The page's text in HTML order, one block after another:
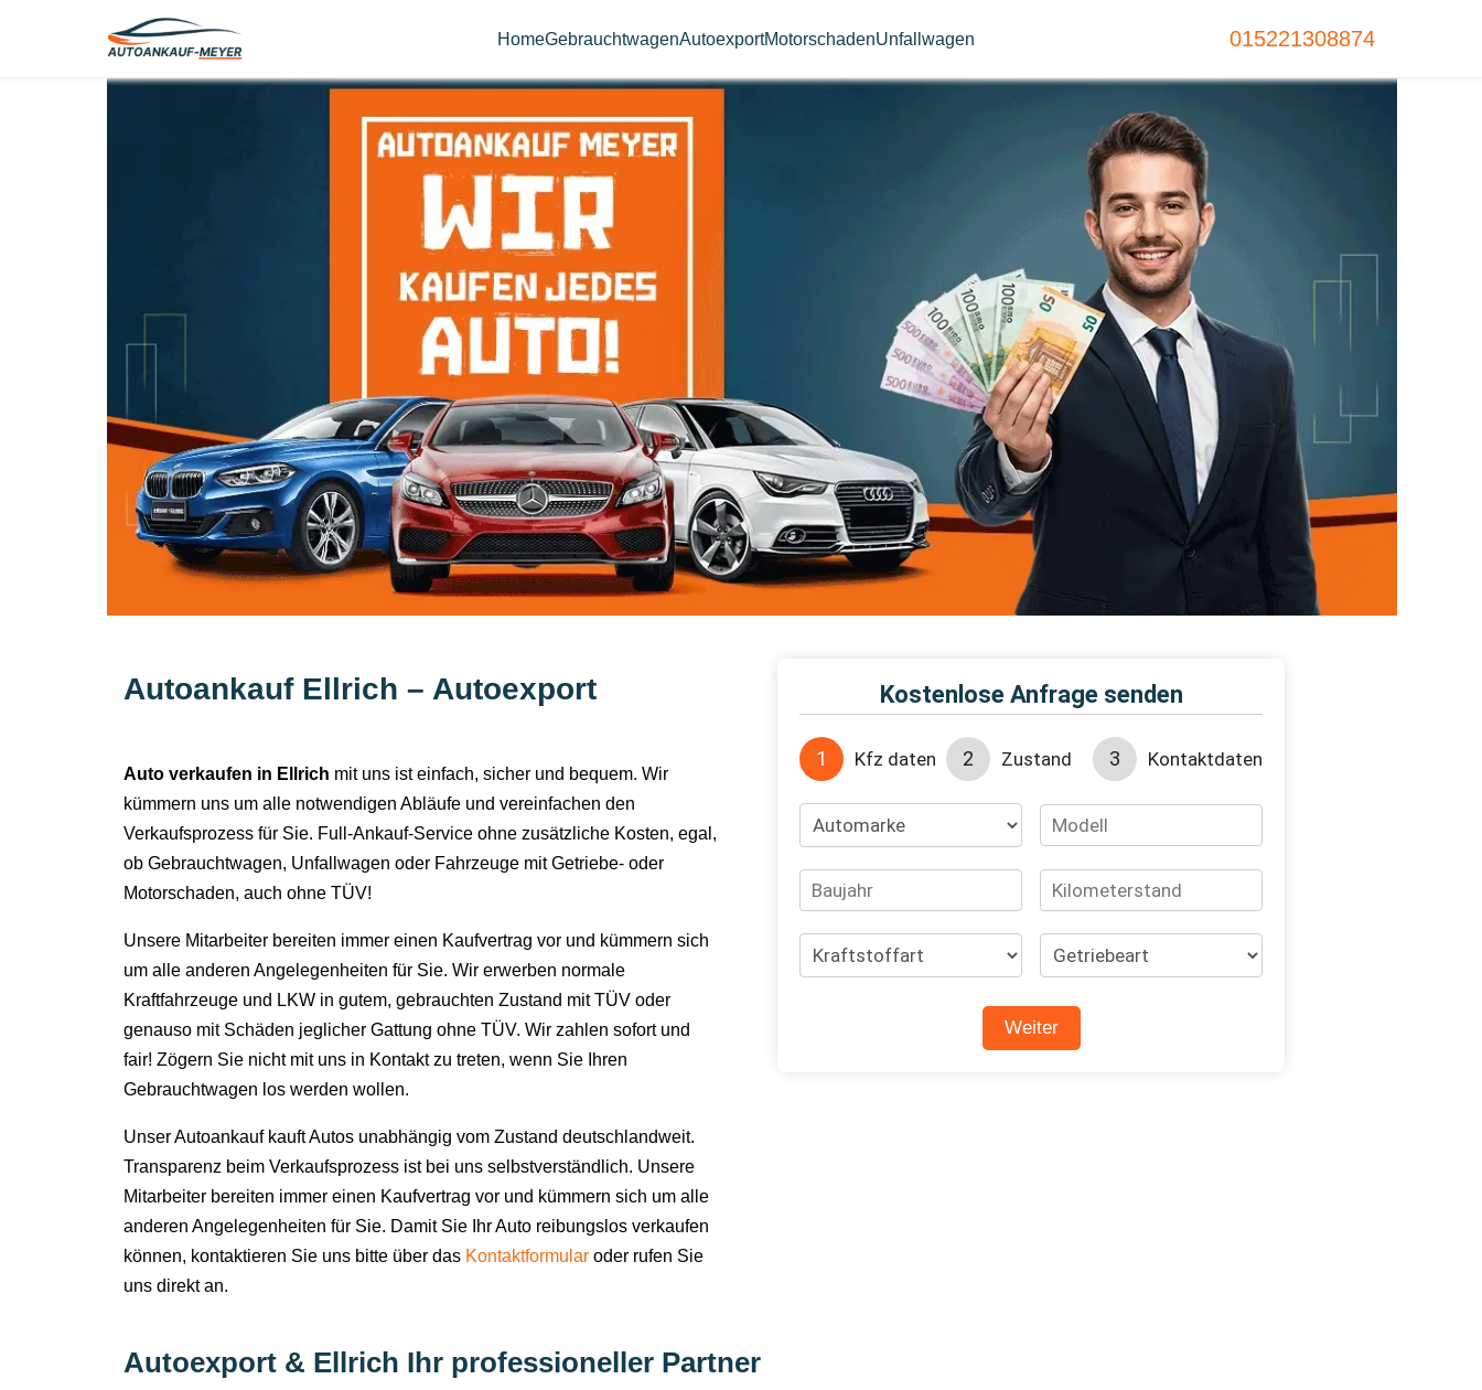
HomeGebrauchtwagenAutoexportMotorschadenUnfallwagen 015221308874
Autoankauf Ellrich – Autoexport
Auto verkaufen in Ellrich mit uns ist einfach, sicher und bequem. Wir
kümmern uns um alle notwendigen Abläufe und vereinfachen den
Verkaufsprozess für Sie. Full-Ankauf-Service ohne zusätzliche Kosten, egal,
ob Gebrauchtwagen, Unfallwagen oder Fahrzeuge mit Getriebe- oder
Motorschaden, auch ohne TÜV!
Unsere Mitarbeiter bereiten immer einen Kaufvertrag vor und kümmern sich
um alle anderen Angelegenheiten für Sie. Wir erwerben normale
Kraftfahrzeuge und LKW in gutem, gebrauchten Zustand mit TÜV oder
genauso mit Schäden jeglicher Gattung ohne TÜV. Wir zahlen sofort und
fair! Zögern Sie nicht mit uns in Kontakt zu treten, wenn Sie Ihren
Gebrauchtwagen los werden wollen.
Unser Autoankauf kauft Autos unabhängig vom Zustand deutschlandweit.
Transparenz beim Verkaufsprozess ist bei uns selbstverständlich. Unsere
Mitarbeiter bereiten immer einen Kaufvertrag vor und kümmern sich um alle
anderen Angelegenheiten für Sie. Damit Sie Ihr Auto reibungslos verkaufen
können, kontaktieren Sie uns bitte über das Kontaktformular oder rufen Sie
uns direkt an.
Autoexport & Ellrich Ihr professioneller Partner